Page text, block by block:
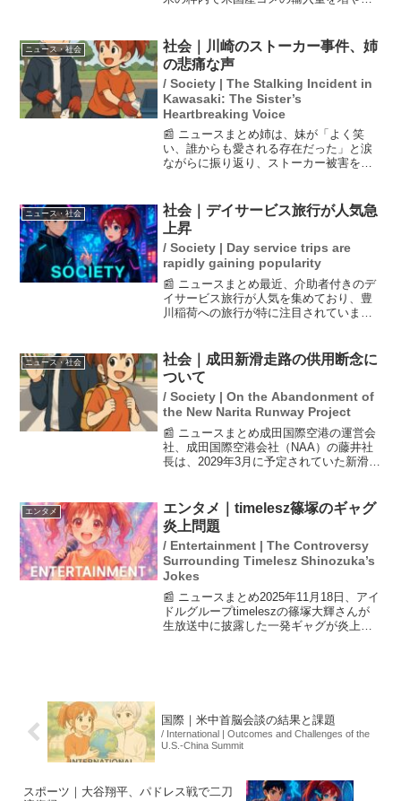
の農家は今後の需給バランスへの影響を
心配している。農相は...
ニュース・社会
社会｜川崎のストーカー事件、姉
の悲痛な声
/ Society | The Stalking Incident in
Kawasaki: The Sister’s
Heartbreaking Voice
📰 ニュースまとめ姉は、妹が「よく笑
い、誰からも愛される存在だった」と涙
ながらに振り返り、ストーカー被害を相
たストーカー事件において、行方不明に
なってから1年を迎えた岡...
ニュース・社会
社会｜デイサービス旅行が人気急
上昇
/ Society | Day service trips are
rapidly gaining popularity
📰 ニュースまとめ最近、介助者付きのデ
イサービス旅行が人気を集めており、豊
川稲荷への旅行が特に注目されていま
家がサポートにあたります。旅行は2万円
を超える価格にも関わら...
ニュース・社会
社会｜成田新滑走路の供用断念に
ついて
/ Society | On the Abandonment of
the New Narita Runway Project
📰 ニュースまとめ成田国際空港の運営会
社、成田国際空港会社（NAA）の藤井社
長は、2029年3月に予定されていた新滑走
収用法に基づく強制収用の手続きを検討
しているとのこと...
エンタメ
エンタメ｜timelesz篠塚のギャグ
炎上問題
/ Entertainment | The Controversy
Surrounding Timelesz Shinozuka’s
Jokes
📰 ニュースまとめ2025年11月18日、アイ
ドルグループtimeleszの篠塚大輝さんが
生放送中に披露した一発ギャグが炎上し
国際｜米中首脳会談の結果と課題
/ International | Outcomes and Challenges of the
U.S.-China Summit
スポーツ｜大谷翔平、パドレス戦で二刀